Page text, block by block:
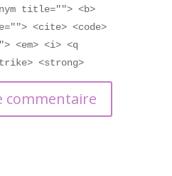
title=""> <b>
<cite> <code>
<em> <i> <q
<strong>